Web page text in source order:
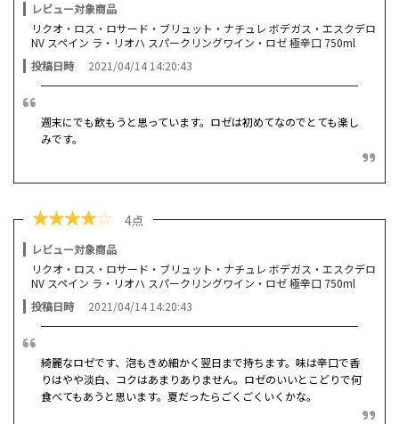
レビュー対象商品
リクオ・ロス・ロサード・ブリュット・ナチュレ ボデガス・エスクデロ
NV スペイン ラ・リオハ スパークリングワイン・ロゼ 極辛口 750ml
投稿日時
2021/04/14 14:20:43
週末にでも飲もうと思っています。ロゼは初めてなのでとても楽し
みです。
★★★★☆ 4点
レビュー対象商品
リクオ・ロス・ロサード・ブリュット・ナチュレ ボデガス・エスクデロ
NV スペイン ラ・リオハ スパークリングワイン・ロゼ 極辛口 750ml
投稿日時
2021/04/14 14:20:43
綺麗なロゼです、泡もきめ細かく翌日まで持ちます。味は辛口で香
りはやや淡白、コクはあまりありません。ロゼのいいとこどりで何
食べてもあうと思います。夏だったらごくごくいくかな。